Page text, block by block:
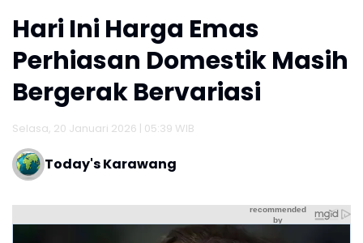
Hari Ini Harga Emas
Perhiasan Domestik Masih
Bergerak Bervariasi
Selasa, 20 Januari 2026 | 05:39 WIB
Today's Karawang